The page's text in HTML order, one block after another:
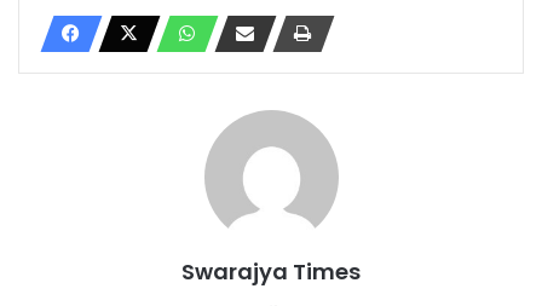
Swarajya Times